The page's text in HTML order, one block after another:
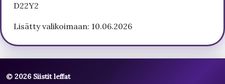
D22Y2
Lisätty valikoimaan: 10.06.2026
© 2026 Siistit leffat